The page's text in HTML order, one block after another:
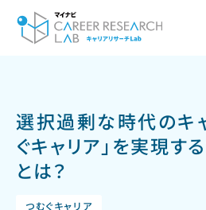
選択過剰な時代のキ
ぐキャリア」を実現す
とは？
つむぐキャリア